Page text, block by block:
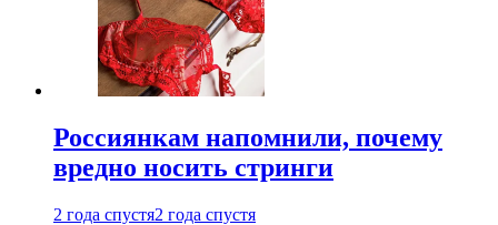
Россиянкам напомнили, почему
вредно носить стринги
2 года спустя2 года спустя